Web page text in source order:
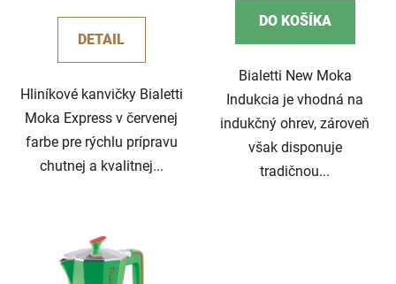
DETAIL
Hliníkové kanvičky Bialetti
Moka Express v červenej
farbe pre rýchlu prípravu
chutnej a kvalitnej...
DO KOŠÍKA
Bialetti New Moka
Indukcia je vhodná na
indukčný ohrev, zároveň
však disponuje
tradičnou...